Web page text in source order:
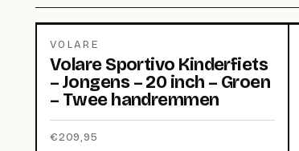
VOLARE
Volare Sportivo Kinderfiets
– Jongens – 20 inch – Groen
– Twee handremmen
€209,95